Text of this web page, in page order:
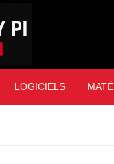
LOGICIELS